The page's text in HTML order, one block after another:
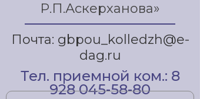
Р.П.Аскерханова»
Почта: gbpou_kolledzh@e-
dag.ru
Тел. приемной ком.: 8
928 045-58-80